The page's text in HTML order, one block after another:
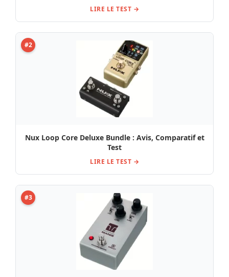
LIRE LE TEST →
#2
Nux Loop Core Deluxe Bundle : Avis, Comparatif et
Test
LIRE LE TEST →
#3